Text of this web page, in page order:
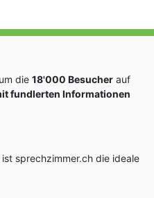
die 18'000 Besucher auf
fundlerten Informationen
sprechzimmer.ch die ideale